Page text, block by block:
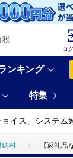
ロ
ンキング
特集
ョイス」システム
納村 【返礼